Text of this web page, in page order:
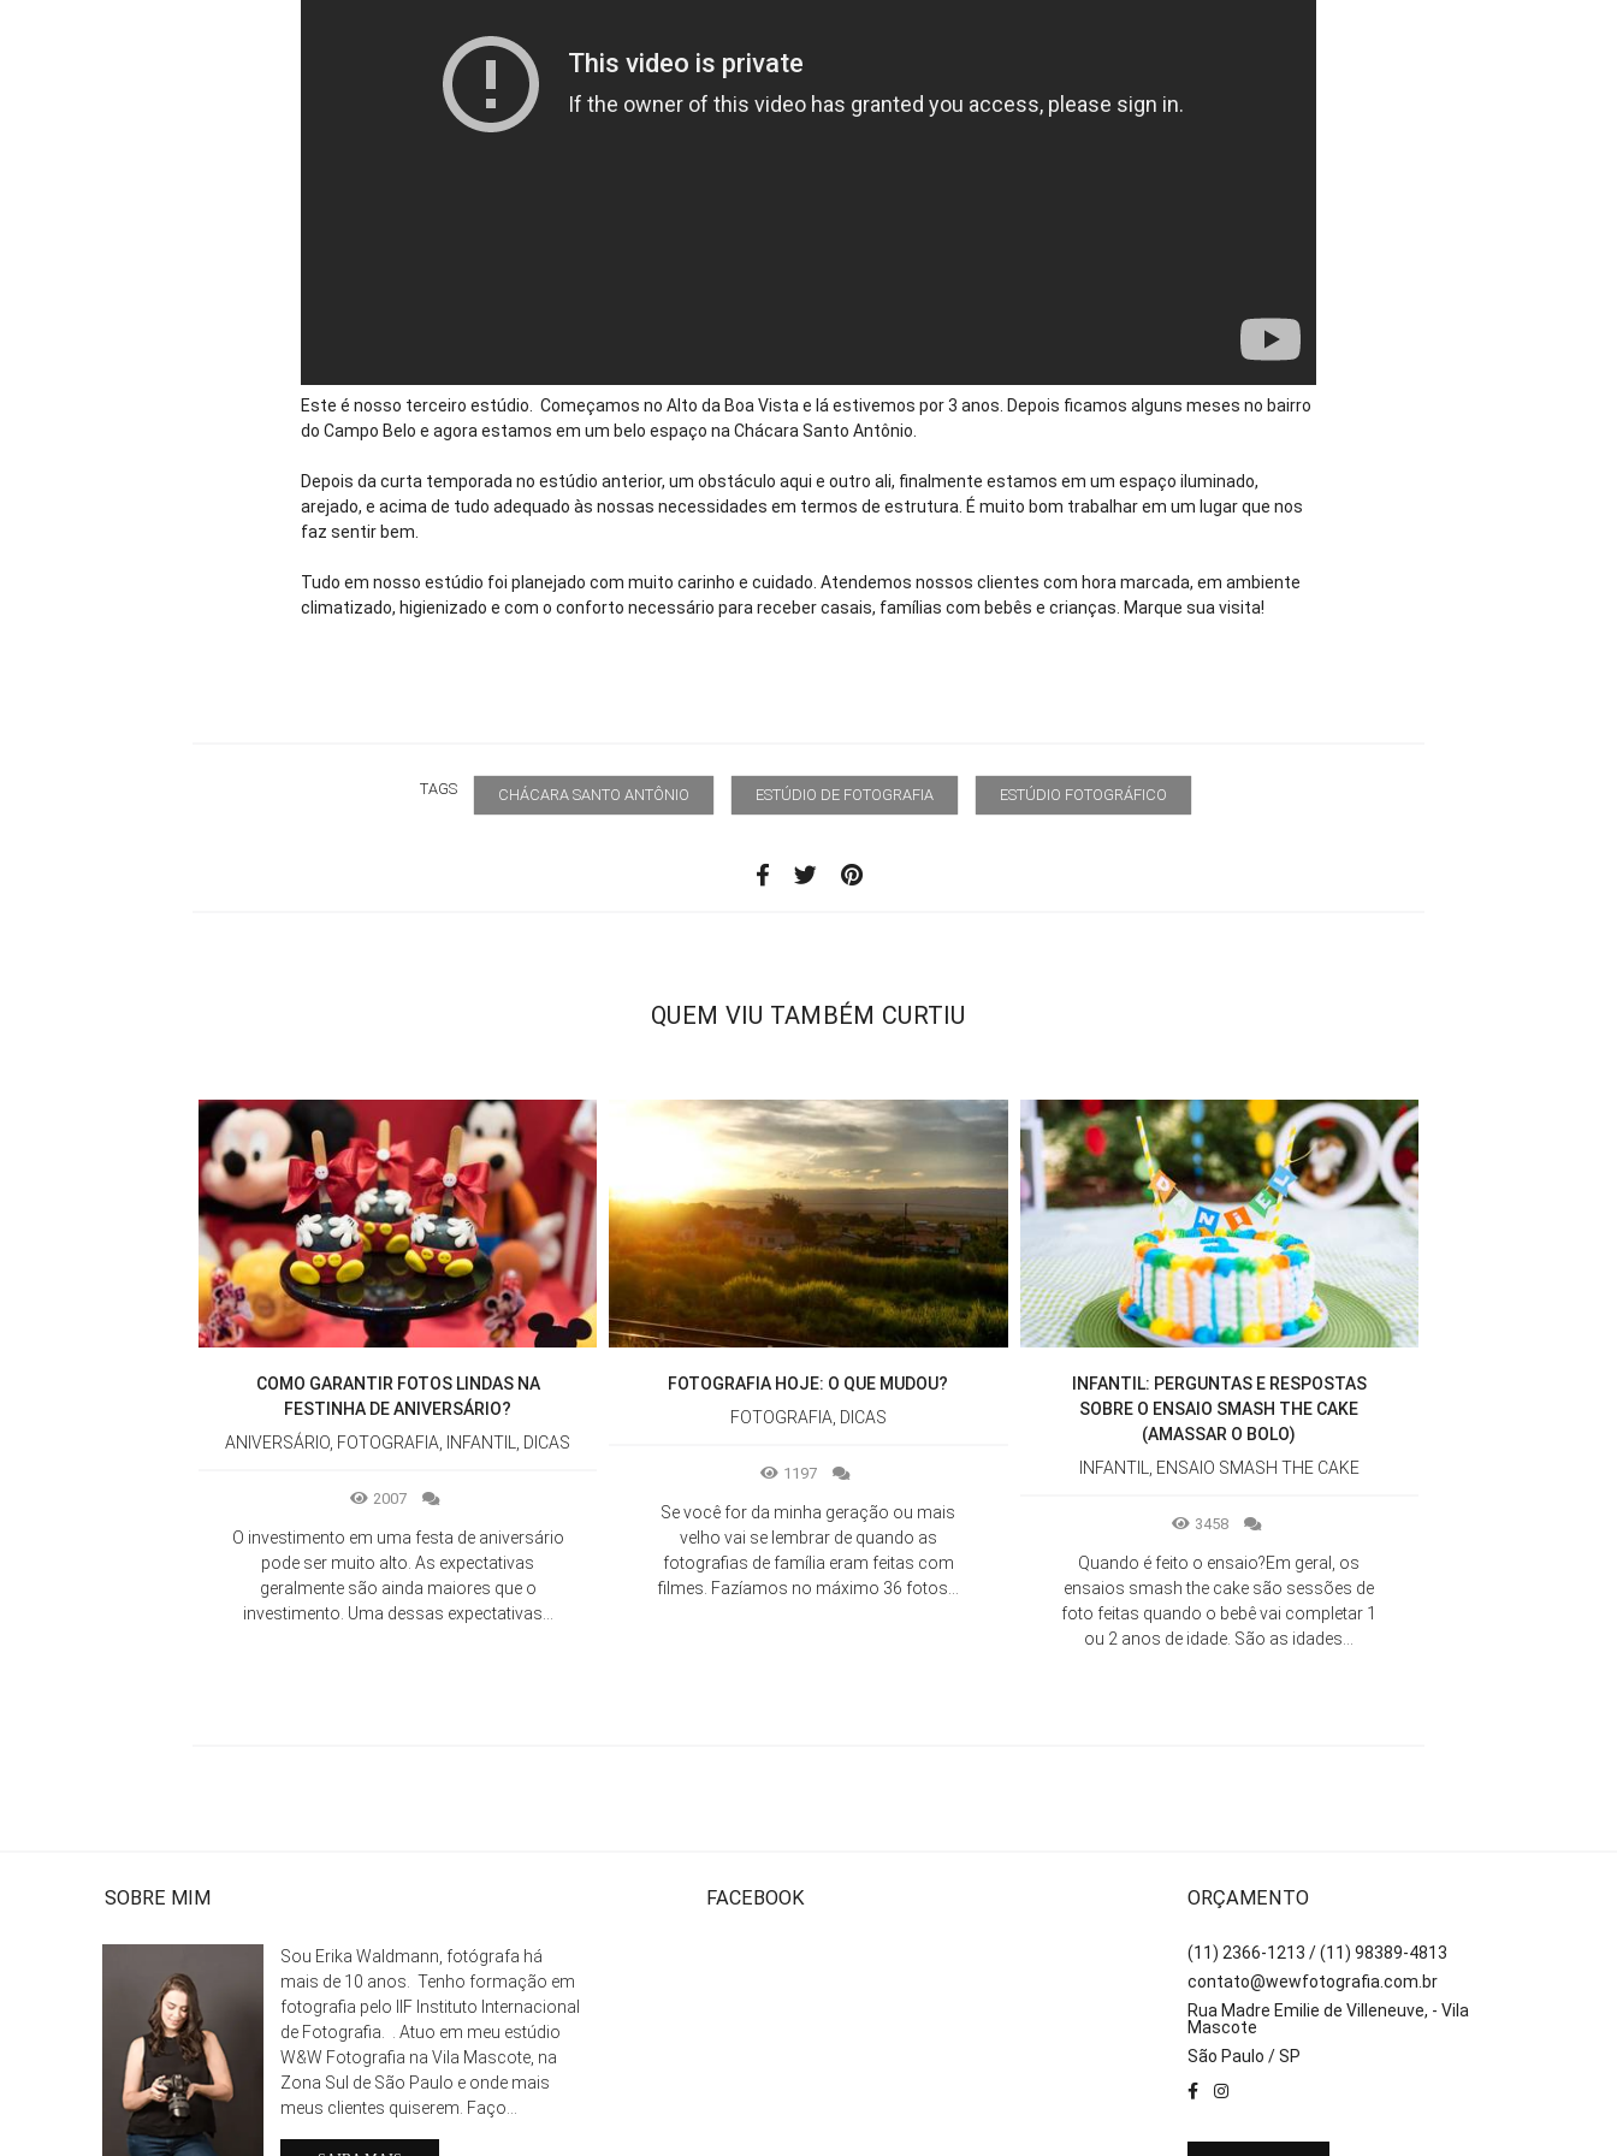
Este é nosso terceiro estúdio. Começamos no Alto da Boa Vista e lá estivemos por 3 anos. Depois ficamos alguns meses no bairro
do Campo Belo e agora estamos em um belo espaço na Chácara Santo Antônio.
Depois da curta temporada no estúdio anterior, um obstáculo aqui e outro ali, finalmente estamos em um espaço iluminado,
arejado, e acima de tudo adequado às nossas necessidades em termos de estrutura. É muito bom trabalhar em um lugar que nos
faz sentir bem.
Tudo em nosso estúdio foi planejado com muito carinho e cuidado. Atendemos nossos clientes com hora marcada, em ambiente
climatizado, higienizado e com o conforto necessário para receber casais, famílias com bebês e crianças. Marque sua visita!
TAGS CHÁCARA SANTO ANTÔNIO ESTÚDIO DE FOTOGRAFIA ESTÚDIO FOTOGRÁFICO
QUEM VIU TAMBÉM CURTIU
COMO GARANTIR FOTOS LINDAS NA
FESTINHA DE ANIVERSÁRIO?
ANIVERSÁRIO, FOTOGRAFIA, INFANTIL, DICAS
2007
O investimento em uma festa de aniversário
pode ser muito alto. As expectativas
geralmente são ainda maiores que o
investimento. Uma dessas expectativas...
FOTOGRAFIA HOJE: O QUE MUDOU?
FOTOGRAFIA, DICAS
1197
Se você for da minha geração ou mais
velho vai se lembrar de quando as
fotografias de família eram feitas com
filmes. Fazíamos no máximo 36 fotos...
INFANTIL: PERGUNTAS E RESPOSTAS
SOBRE O ENSAIO SMASH THE CAKE
(AMASSAR O BOLO)
INFANTIL, ENSAIO SMASH THE CAKE
3458
Quando é feito o ensaio?Em geral, os
ensaios smash the cake são sessões de
foto feitas quando o bebê vai completar 1
ou 2 anos de idade. São as idades...
SOBRE MIM
Sou Erika Waldmann, fotógrafa há
mais de 10 anos. Tenho formação em
fotografia pelo IIF Instituto Internacional
de Fotografia. . Atuo em meu estúdio
W&W Fotografia na Vila Mascote, na
Zona Sul de São Paulo e onde mais
meus clientes quiserem. Faço...
FACEBOOK ORÇAMENTO
(11) 2366-1213 / (11) 98389-4813
contato@wewfotografia.com.br
Rua Madre Emilie de Villeneuve, - Vila
Mascote
São Paulo / SP